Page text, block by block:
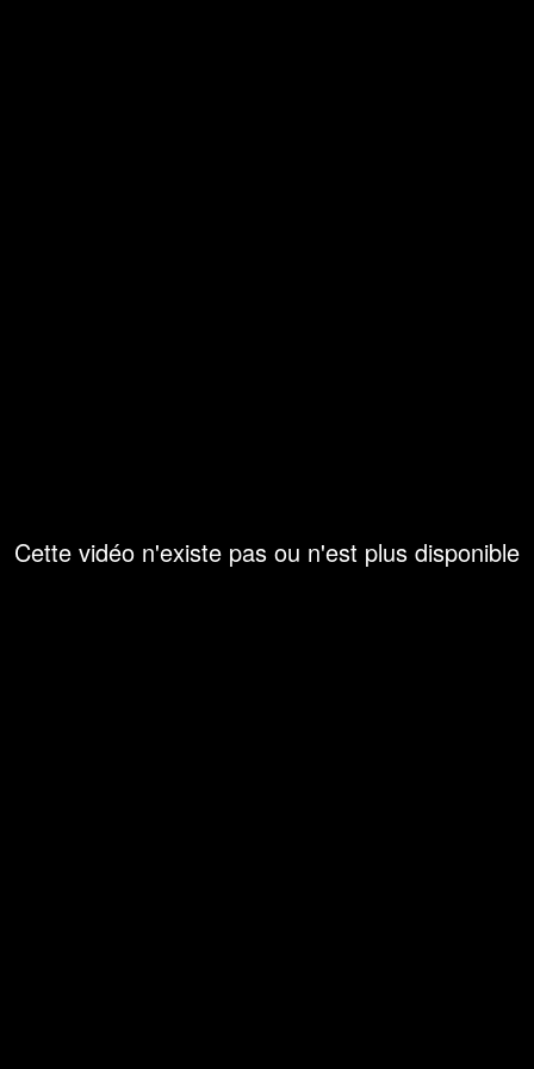
Cette vidéo n'existe pas ou n'est plus disponible